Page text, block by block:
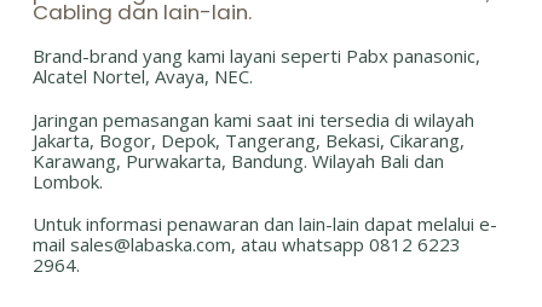
Cabling dan lain-lain.
Brand-brand yang kami layani seperti Pabx panasonic,
Alcatel Nortel, Avaya, NEC.
Jaringan pemasangan kami saat ini tersedia di wilayah
Jakarta, Bogor, Depok, Tangerang, Bekasi, Cikarang,
Karawang, Purwakarta, Bandung. Wilayah Bali dan
Lombok.
Untuk informasi penawaran dan lain-lain dapat melalui e-
mail sales@labaska.com, atau whatsapp 0812 6223
2964.